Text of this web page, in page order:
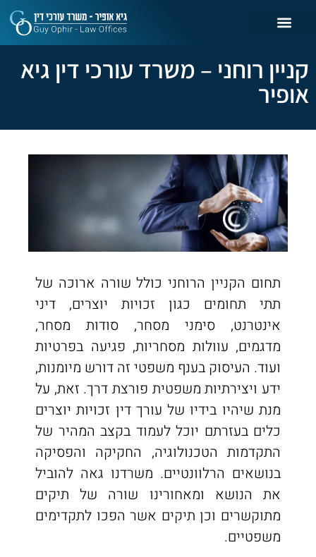
קניין רוחני – משרד עורכי דין גיא
אופיר
תחום הקניין הרוחני כולל שורה ארוכה של
תתי תחומים כגון זכויות יוצרים, דיני
אינטרנט, סימני מסחר, סודות מסחר,
מדגמים, עוולות מסחריות, פגיעה בפרטיות
ועוד. העיסוק בענף משפטי זה דורש מיומנות,
ידע ויצירתיות משפטית פורצת דרך. זאת, על
מנת שיהיו בידיו של עורך דין זכויות יוצרים
כלים בעזרתם יוכל לעמוד בקצב המהיר של
התקדמות הטכנולוגיה, החקיקה והפסיקה
בנושאים הרלוונטיים. משרדנו גאה להוביל
את הנושא ומאחורינו שורה של תיקים
מתוקשרים וכן תיקים אשר הפכו לתקדימים
משפטיים.